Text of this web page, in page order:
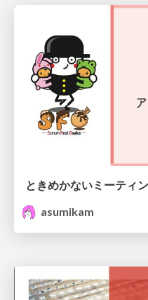
asumikam